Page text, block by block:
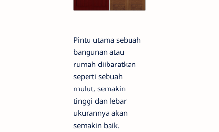
Pintu utama sebuah
bangunan atau
rumah diibaratkan
seperti sebuah
mulut, semakin
tinggi dan lebar
ukurannya akan
semakin baik.